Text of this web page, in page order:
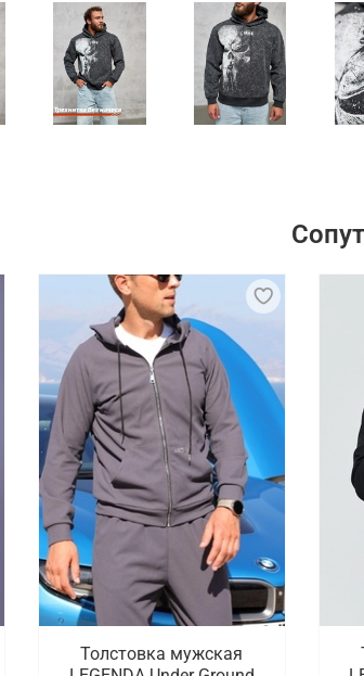
Толстовка мужская